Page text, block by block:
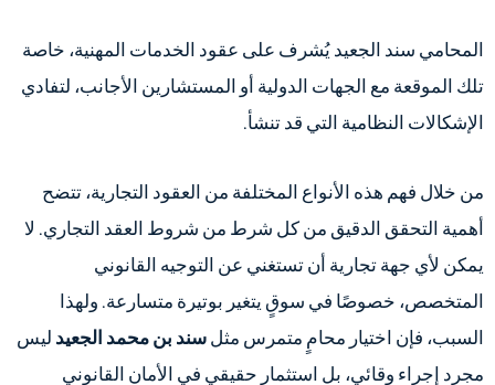
المحامي سند الجعيد يُشرف على عقود الخدمات المهنية، خاصة
تلك الموقعة مع الجهات الدولية أو المستشارين الأجانب، لتفادي
الإشكالات النظامية التي قد تنشأ.
من خلال فهم هذه الأنواع المختلفة من العقود التجارية، تتضح
أهمية التحقق الدقيق من كل شرط من شروط العقد التجاري. لا
يمكن لأي جهة تجارية أن تستغني عن التوجيه القانوني
المتخصص، خصوصًا في سوقٍ يتغير بوتيرة متسارعة. ولهذا
السبب، فإن اختيار محامٍ متمرس مثلسند بن محمد الجعيد ليس
مجرد إجراء وقائي، بل استثمار حقيقي في الأمان القانوني